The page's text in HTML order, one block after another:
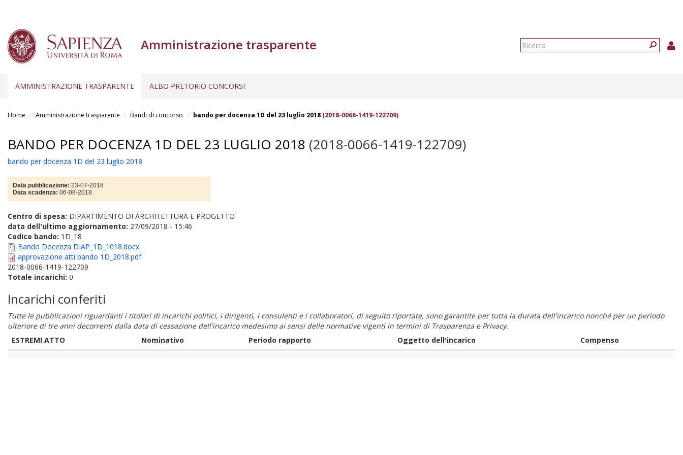
Amministrazione trasparente
Form
AMMINISTRAZIONE TRASPARENTE ALBO PRETORIO CONCORSI
Home Amministrazione trasparente Bandi di concorso bando per docenza 1D del 23 luglio 2018 (2018-0066-1419-122709)
BANDO PER DOCENZA 1D DEL 23 LUGLIO 2018 (2018-0066-1419-122709)
bando per docenza 1D del 23 luglio 2018
Data pubblicazione: 23-07-2018
Data scadenza: 06-08-2018
Centro di spesa: DIPARTIMENTO DI ARCHITETTURA E PROGETTO
data dell'ultimo aggiornamento: 27/09/2018 - 15:46
Codice bando: 1D_18
Bando Docenza DIAP_1D_1018.docx
approvazione atti bando 1D_2018.pdf
2018-0066-1419-122709
Totale incarichi: 0
Incarichi conferiti
Tutte le pubblicazioni riguardanti i titolari di incarichi politici, i dirigenti, i consulenti e i collaboratori, di seguito riportate, sono garantite per tutta la durata dell'incarico nonché per un periodo
ulteriore di tre anni decorrenti dalla data di cessazione dell'incarico medesimo ai sensi delle normative vigenti in termini di Trasparenza e Privacy.
ESTREMI ATTO
Nominativo Periodo rapporto Oggetto dell'incarico Compenso